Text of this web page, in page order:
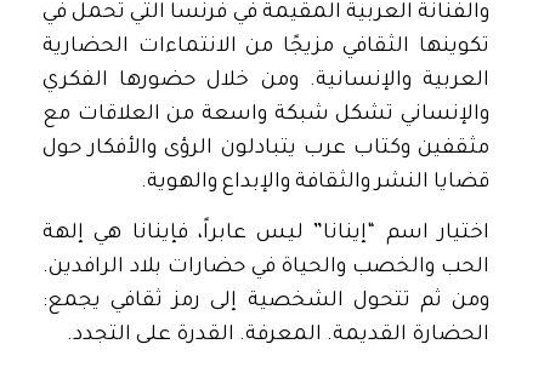
والفنانة العربية المقيمة في فرنسا التي تحمل في
تكوينها الثقافي مزيجًا من الانتماءات الحضارية
العربية والإنسانية. ومن خلال حضورها الفكري
والإنساني تشكل شبكة واسعة من العلاقات مع
مثقفين وكتاب عرب يتبادلون الرؤى والأفكار حول
قضايا النشر والثقافة والإبداع والهوية.
اختيار اسم “إينانا” ليس عابراً، فإينانا هي إلهة
الحب والخصب والحياة في حضارات بلاد الرافدين.
ومن ثم تتحول الشخصية إلى رمز ثقافي يجمع:
الحضارة القديمة. المعرفة. القدرة على التجدد.